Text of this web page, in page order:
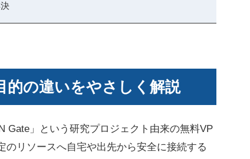
的の違いをやさしく解説
Gate」という研究プロジェクト由来の無料VP
リソースへ自宅や出先から安全に接続する